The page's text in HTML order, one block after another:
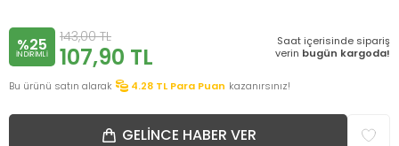
%25
INDIRIMLI
143,00TL
107,90 TL
Saat içerisinde sipariş
verin bugün kargoda!
Bu ürünü satın alarak 4.28 TL Para Puan kazanırsınız!
GELINCE HABER VER